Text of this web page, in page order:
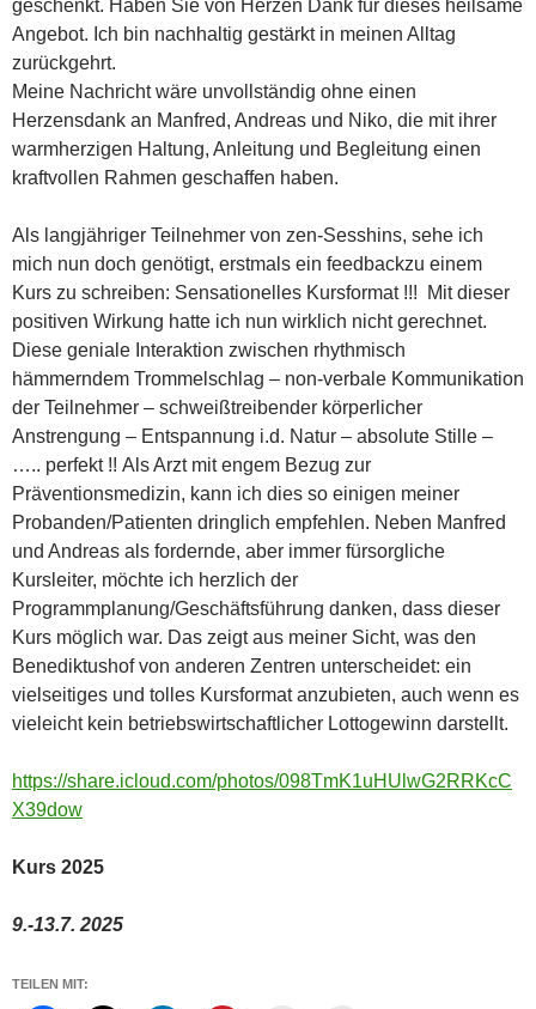
geschenkt. Haben Sie von Herzen Dank für dieses heilsame
Angebot. Ich bin nachhaltig gestärkt in meinen Alltag
zurückgehrt.
Meine Nachricht wäre unvollständig ohne einen
Herzensdank an Manfred, Andreas und Niko, die mit ihrer
warmherzigen Haltung, Anleitung und Begleitung einen
kraftvollen Rahmen geschaffen haben.
Als langjähriger Teilnehmer von zen-Sesshins, sehe ich
mich nun doch genötigt, erstmals ein feedbackzu einem
Kurs zu schreiben: Sensationelles Kursformat !!! Mit dieser
positiven Wirkung hatte ich nun wirklich nicht gerechnet.
Diese geniale Interaktion zwischen rhythmisch
hämmerndem Trommelschlag – non-verbale Kommunikation
der Teilnehmer – schweißtreibender körperlicher
Anstrengung – Entspannung i.d. Natur – absolute Stille –
….. perfekt !! Als Arzt mit engem Bezug zur
Präventionsmedizin, kann ich dies so einigen meiner
Probanden/Patienten dringlich empfehlen. Neben Manfred
und Andreas als fordernde, aber immer fürsorgliche
Kursleiter, möchte ich herzlich der
Programmplanung/Geschäftsführung danken, dass dieser
Kurs möglich war. Das zeigt aus meiner Sicht, was den
Benediktushof von anderen Zentren unterscheidet: ein
vielseitiges und tolles Kursformat anzubieten, auch wenn es
vieleicht kein betriebswirtschaftlicher Lottogewinn darstellt.
https://share.icloud.com/photos/098TmK1uHUlwG2RRKcC
X39dow
Kurs 2025
9.-13.7. 2025
TEILEN MIT: